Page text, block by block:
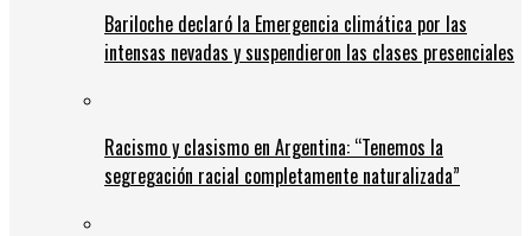
Bariloche declaró la Emergencia climática por las
intensas nevadas y suspendieron las clases presenciales
Racismo y clasismo en Argentina: “Tenemos la
segregación racial completamente naturalizada”